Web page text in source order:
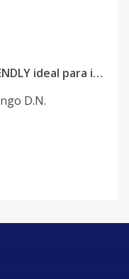
Proyecto en Naco AIRBNB FRIENDLY ideal para inversión.
D.N.